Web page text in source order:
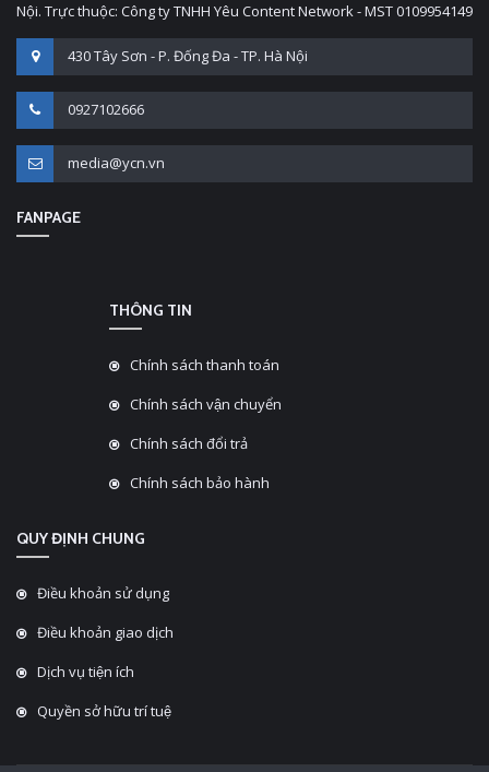
Nội. Trực thuộc: Công ty TNHH Yêu Content Network - MST 0109954149
430 Tây Sơn - P. Đống Đa - TP. Hà Nội
0927102666
media@ycn.vn
FANPAGE
THÔNG TIN
Chính sách thanh toán
Chính sách vận chuyển
Chính sách đổi trả
Chính sách bảo hành
QUY ĐỊNH CHUNG
Điều khoản sử dụng
Điều khoản giao dịch
Dịch vụ tiện ích
Quyền sở hữu trí tuệ